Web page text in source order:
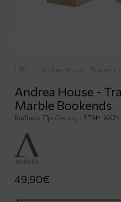
L.B.T. Andrea House -
Andrea House -
Marble Bookends
Κωδικός Προϊόντος: LBTAH-
49,90€